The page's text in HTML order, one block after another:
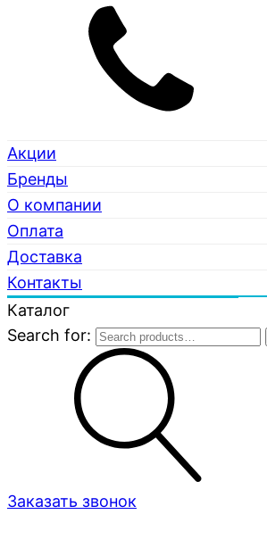
Акции
Бренды
О компании
Оплата
Доставка
Контакты
Каталог
Search for:
Заказать звонок